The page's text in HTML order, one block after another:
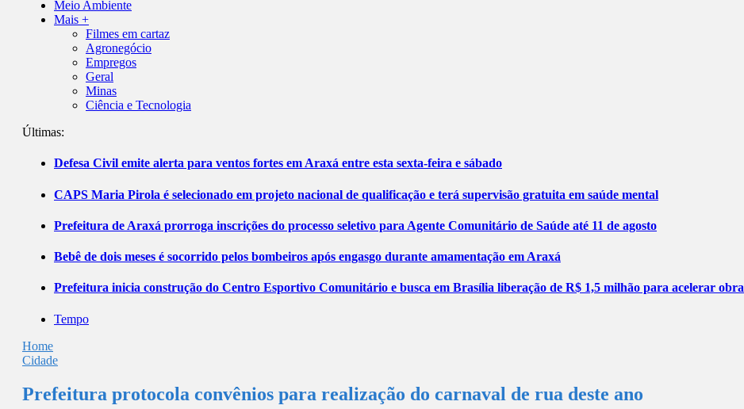
Meio Ambiente
Mais +
Filmes em cartaz
Agronegócio
Empregos
Geral
Minas
Ciência e Tecnologia
Últimas:
Defesa Civil emite alerta para ventos fortes em Araxá entre esta sexta-feira e sábado
CAPS Maria Pirola é selecionado em projeto nacional de qualificação e terá supervisão gratuita em saúde mental
Prefeitura de Araxá prorroga inscrições do processo seletivo para Agente Comunitário de Saúde até 11 de agosto
Bebê de dois meses é socorrido pelos bombeiros após engasgo durante amamentação em Araxá
Prefeitura inicia construção do Centro Esportivo Comunitário e busca em Brasília liberação de R$ 1,5 milhão para acelerar obra
Tempo
Home
Cidade
Prefeitura protocola convênios para realização do carnaval de rua deste ano